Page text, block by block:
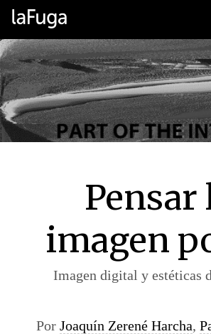
Pensar
imagen
Imagen digital y estéticas
Por Joaquín Zerené Harcha,